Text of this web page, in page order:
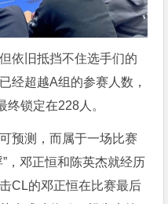
依旧抵挡不住选手们的
经超越A组的参赛人数，
锁定在228人。
预测，而属于一场比赛
，邓正恒和陈英杰就经历
CL的邓正恒在比赛最后